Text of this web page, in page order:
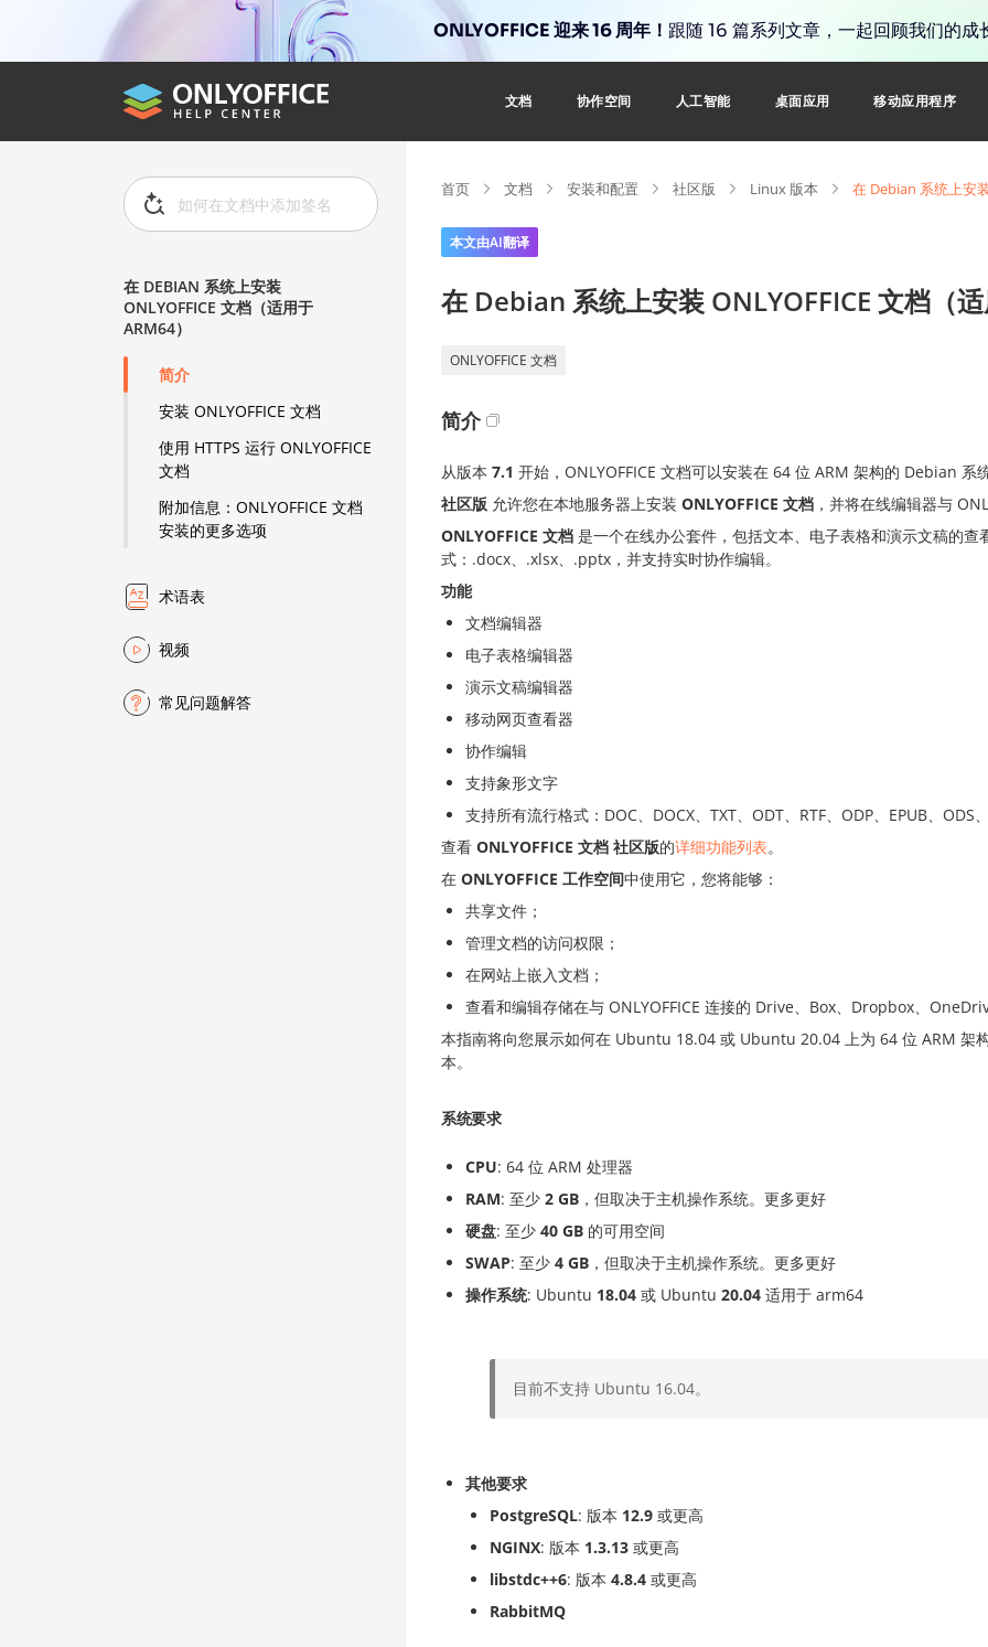
ONLYOFFICE 迎来 16 周年！ 跟随 16 篇系列文章，一起回顾我们的成
文档 协作空间 人工智能 桌面应用 移动应用程序
在 DEBIAN 系统上安装
ONLYOFFICE 文档（适用于
ARM64）
简介
安装 ONLYOFFICE 文档
使用 HTTPS 运行 ONLYOFFICE
文档
附加信息：ONLYOFFICE 文档
安装的更多选项
术语表
视频
常见问题解答
首页 文档 安装和配置 社区版 Linux 版本 在 Debian 系统上安
本文由AI翻译
在 Debian 系统上安装 ONLYOFFICE 文档（
ONLYOFFICE 文档
简介
从版本 7.1 开始，ONLYOFFICE 文档可以安装在 64 位 ARM 架构的 Debian 系统
社区版 允许您在本地服务器上安装 ONLYOFFICE 文档 ，并将在线编辑器与
ONLYOFFICE 文档 是一个在线办公套件，包括文本、电子表格和演示文稿的
式：.docx、.xlsx、.pptx，并支持实时协作编辑。
功能
文档编辑器
电子表格编辑器
演示文稿编辑器
移动网页查看器
协作编辑
支持象形文字
支持所有流行格式：DOC、DOCX、TXT、ODT、RTF、ODP、EPUB、ODS
查看 ONLYOFFICE 文档 社区版的详细功能列表。
在 ONLYOFFICE 工作空间中使用它，您将能够：
共享文件；
管理文档的访问权限；
在网站上嵌入文档；
查看和编辑存储在与 ONLYOFFICE 连接的 Drive、Box、Dropbox、
本指南将向您展示如何在 Ubuntu 18.04 或 Ubuntu 20.04 上为 64 位 ARM 架
本。
系统要求
CPU: 64 位 ARM 处理器
RAM: 至少 2 GB ，但取决于主机操作系统。更多更好
硬盘: 至少 40 GB 的可用空间
SWAP: 至少 4 GB ，但取决于主机操作系统。更多更好
操作系统: Ubuntu 18.04 或 Ubuntu 20.04 适用于 arm64
目前不支持 Ubuntu 16.04。
其他要求
PostgreSQL: 版本 12.9 或更高
NGINX: 版本 1.3.13 或更高
libstdc++6: 版本 4.8.4 或更高
RabbitMQ